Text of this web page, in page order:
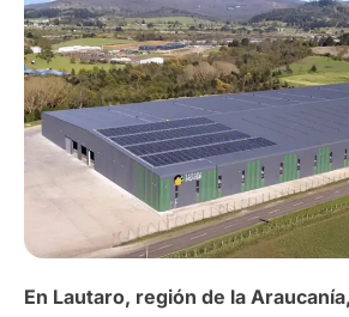
En Lautaro, región de la